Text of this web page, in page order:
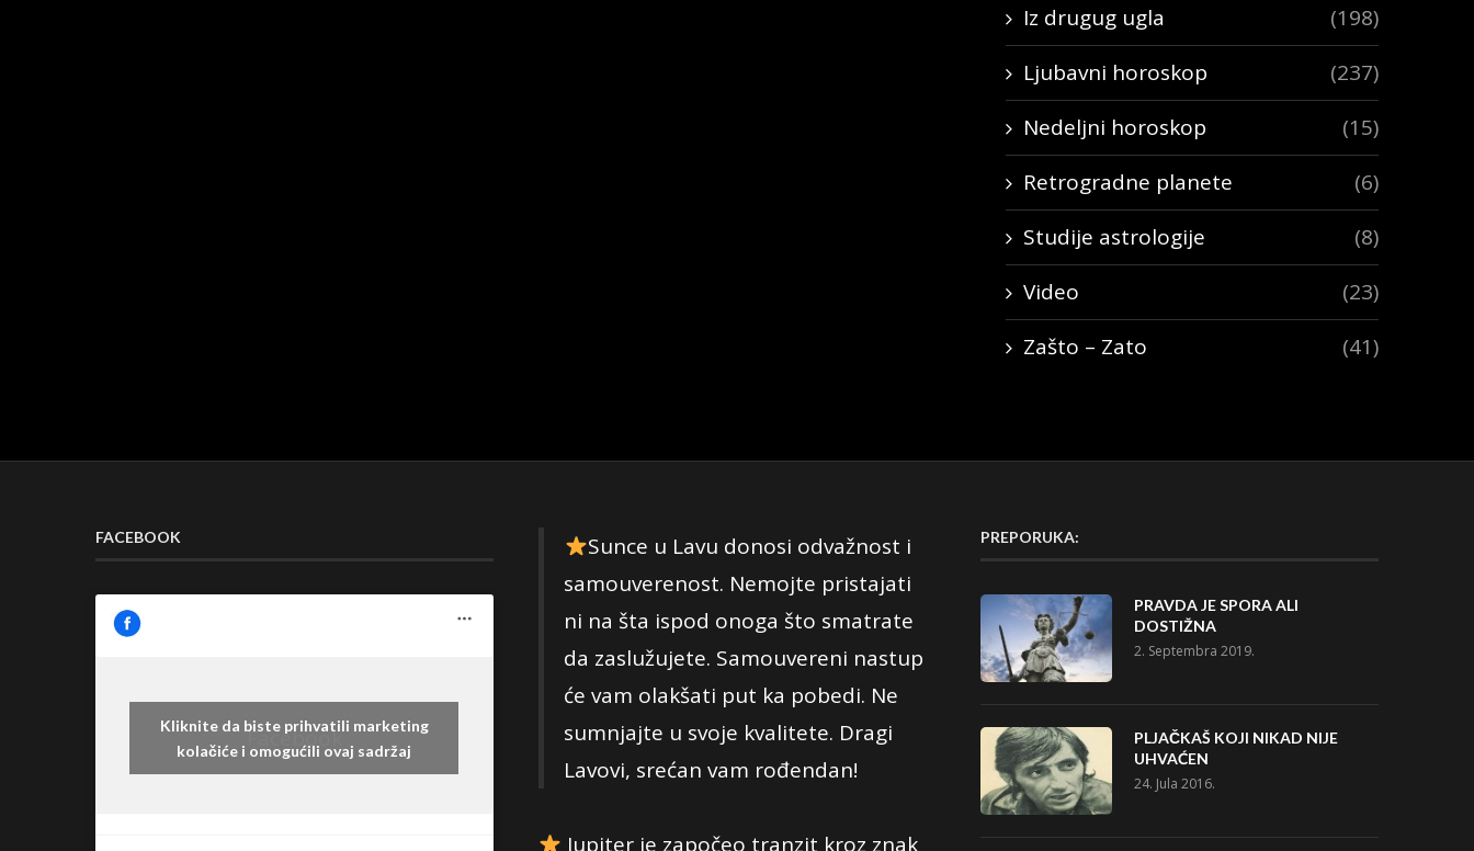
Iz drugug ugla
(198)
Ljubavni horoskop
(237)
Nedeljni horoskop
(15)
Retrogradne planete
(6)
Studije astrologije
(8)
Video
(23)
Zašto – Zato
(41)
FACEBOOK
Facebook
Kliknite da biste prihvatili marketing
kolačiće i omogućili ovaj sadržaj
Sunce u Lavu donosi odvažnost i
samouverenost. Nemojte pristajati
ni na šta ispod onoga što smatrate
da zaslužujete. Samouvereni nastup
će vam olakšati put ka pobedi. Ne
sumnjajte u svoje kvalitete. Dragi
Lavovi, srećan vam rođendan!
Jupiter je započeo tranzit kroz znak
PREPORUKA:
PRAVDA JE SPORA ALI
DOSTIŽNA
2. Septembra 2019.
PLJAČKAŠ KOJI NIKAD NIJE
UHVAĆEN
24. Jula 2016.